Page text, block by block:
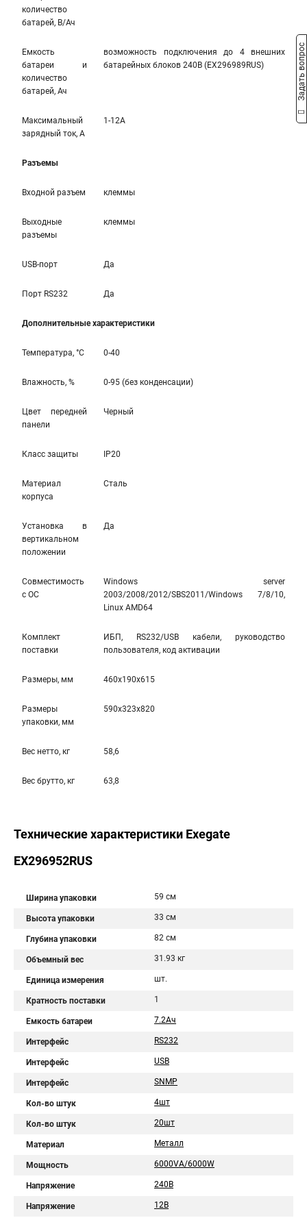
количество
батарей, В/Ач
Емкость
батареи и
количество
батарей, Ач
возможность подключения до 4 внешних
батарейных блоков 240B (EX296989RUS)
Максимальный
зарядный ток, A
1-12A
Разъемы
Входной разъем клеммы
Выходные
разъемы
клеммы
USB-порт Да
Порт RS232 Да
Дополнительные характеристики
Температура, °С 0-40
Влажность, % 0-95 (без конденсации)
Цвет передней
панели
Черный
Класс защиты IP20
Материал
корпуса
Сталь
Установка в
вертикальном
положении
Да
Совместимость
с ОС
Windows server
2003/2008/2012/SBS2011/Windows 7/8/10,
Linux AMD64
Комплект
поставки
ИБП, RS232/USB кабели, руководство
пользователя, код активации
Размеры, мм 460x190x615
Размеры
упаковки, мм
590x323x820
Вес нетто, кг 58,6
Вес брутто, кг 63,8
Технические характеристики Exegate
EX296952RUS
Ширина упаковки 59 см
Высота упаковки 33 см
Глубина упаковки 82 см
Объемный вес 31.93 кг
Единица измерения шт.
Кратность поставки 1
Емкость батареи 7.2Aч
Интерфейс RS232
Интерфейс USB
Интерфейс SNMP
Кол-во штук 4шт
Кол-во штук 20шт
Материал Металл
Мощность 6000VA/6000W
Напряжение 240В
Напряжение 12В
Задать вопрос